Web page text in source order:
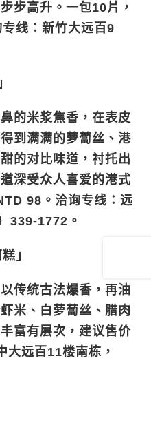
步高升。一包10片，
线：新竹大远百9
米浆焦香，在表皮
到满满的萝蔔丝、港
的对比味道，衬托出
深受众人喜爱的港式
98。洽询专线：远
339-1772。
」
统古法爆香，再油
米、白萝蔔丝、腊肉
富有层次，建议售价
大远百11楼南栋，